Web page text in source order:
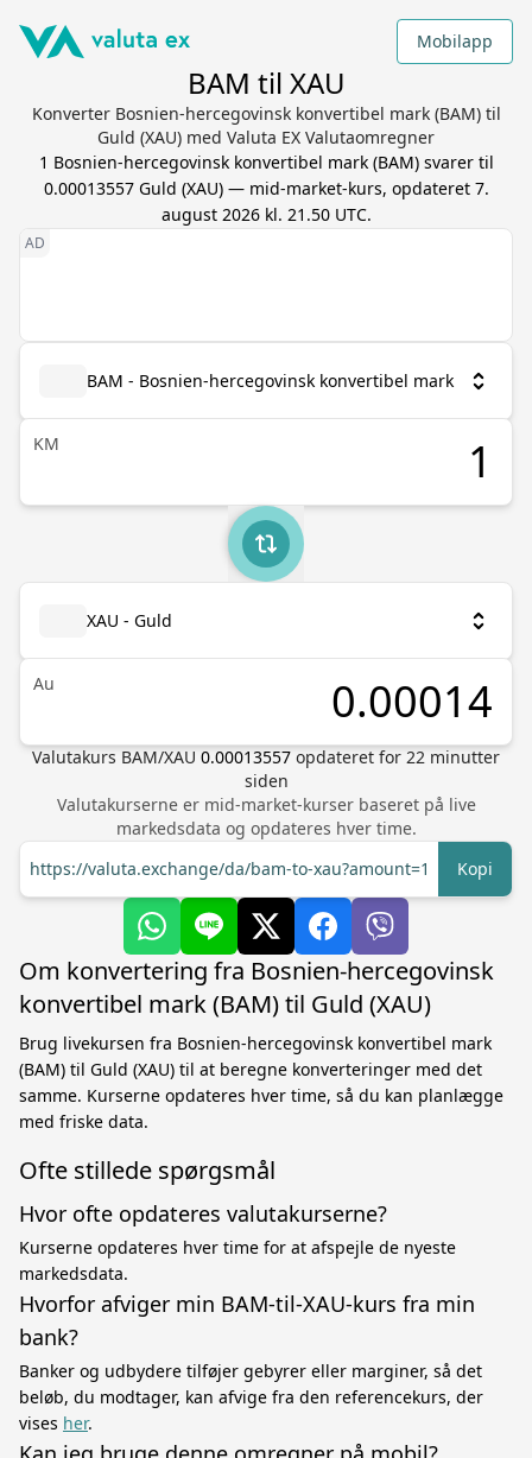
Mobilapp
BAM til XAU
Konverter Bosnien-hercegovinsk konvertibel mark (BAM) til
Guld (XAU) med Valuta EX Valutaomregner
1 Bosnien-hercegovinsk konvertibel mark(BAM) svarer til
0.00013557 Guld (XAU) — mid-market-kurs, opdateret 7.
august 2026 kl. 21.50 UTC.
BAM - Bosnien-hercegovinsk konvertibel mark
KM
XAU - Guld
Au
Valutakurs BAM/XAU 0.00013557 opdateret for 22 minutter
siden
Valutakurserne er mid-market-kurser baseret på live
markedsdata og opdateres hver time.
https://valuta.exchange/da/bam-to-xau?amount=1
Kopi
Om konvertering fra Bosnien-hercegovinsk
konvertibel mark (BAM) til Guld (XAU)
Brug livekursen fra Bosnien-hercegovinsk konvertibel mark
(BAM) til Guld (XAU) til at beregne konverteringer med det
samme. Kurserne opdateres hver time, så du kan planlægge
med friske data.
Ofte stillede spørgsmål
Hvor ofte opdateres valutakurserne?
Kurserne opdateres hver time for at afspejle de nyeste
markedsdata.
Hvorfor afviger min BAM-til-XAU-kurs fra min
bank?
Banker og udbydere tilføjer gebyrer eller marginer, så det
beløb, du modtager, kan afvige fra den referencekurs, der
vises her.